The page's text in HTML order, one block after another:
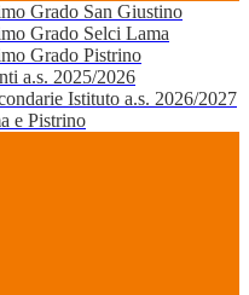
Grado San Giustino
Grado Selci Lama
Grado Pistrino
a.s. 2025/2026
Istituto a.s. 2026/2027
e Pistrino